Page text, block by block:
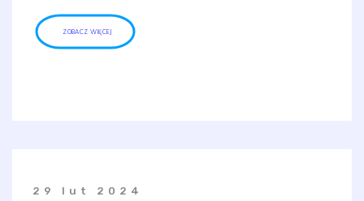
ZOBACZ WIĘCEJ
29 lut 2024